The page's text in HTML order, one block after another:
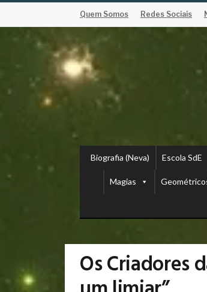
Quem Somos Redes Sociais
Biografia (Neva) Escola SdE
Magias
Os Criadores